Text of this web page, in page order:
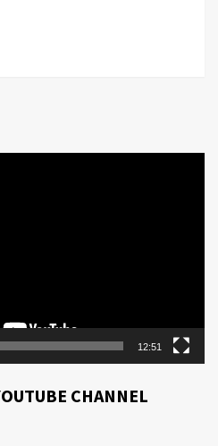
12:51
CHANNEL